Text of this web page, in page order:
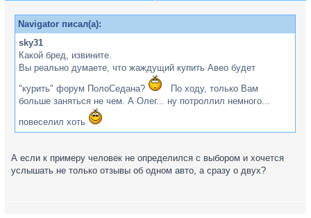
Navigator писал(а):
sky31
Какой бред, извините.
Вы реально думаете, что жаждущий купить Авео будет
"курить" форум ПолоСедана?
По ходу, только Вам
больше заняться не чем. А Олег... ну потроллил немного...
повеселил хоть
А если к примеру человек не определился с выбором и хочется
услышать не только отзывы об одном авто, а сразу о двух?